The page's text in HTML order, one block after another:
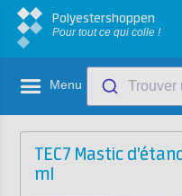
Polyestershoppen
Pour tout ce qui colle !
Menu Trouver
TEC7 Mastic
ml